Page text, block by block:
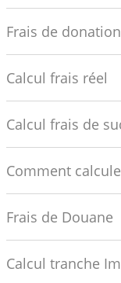
Frais de
Calcul frais réel
Calcul frais de
Comment
Frais de Douane
Calcul tranche